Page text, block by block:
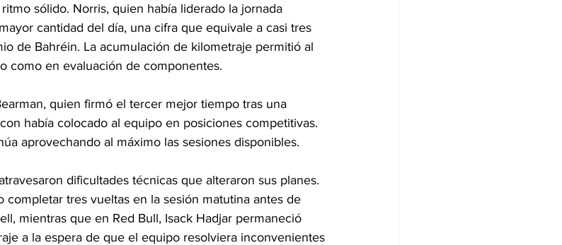
sólido. Norris, quien había liderado la jornada
cantidad del día, una cifra que equivale a casi tres
de Bahréin. La acumulación de kilometraje permitió al
como en evaluación de componentes.
quien firmó el tercer mejor tiempo tras una
había colocado al equipo en posiciones competitivas.
aprovechando al máximo las sesiones disponibles.
dificultades técnicas que alteraron sus planes.
completar tres vueltas en la sesión matutina antes de
mientras que en Red Bull, Isack Hadjar permaneció
a la espera de que el equipo resolviera inconvenientes